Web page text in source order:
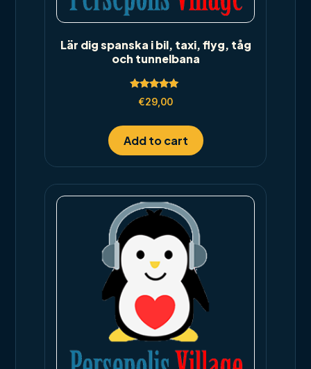
Lär dig spanska i bil, taxi, flyg, tåg
och tunnelbana
Rated
5.00
€29,00
Add to cart